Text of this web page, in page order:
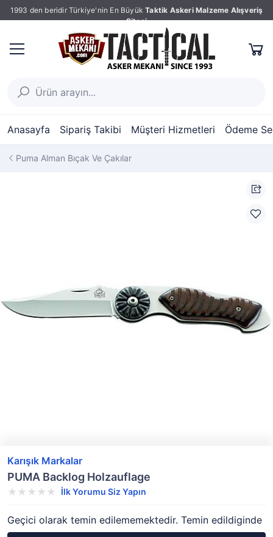
1993 den beridir Türkiye'nin En Büyük Taktik Askeri Malzeme Alışveriş
Sitesi
Anasayfa Sipariş Takibi Müşteri Hizmetleri Ödeme
Puma Alman Bıçak Ve Çakılar
Karışık Markalar
PUMA Backlog Holzauflage
İlk Yorumu Siz Yapın
Geçici olarak temin edilememektedir. Temin edildiginde